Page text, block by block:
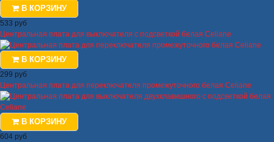
В КОРЗИНУ
533 руб
Центральная плата для выключателя с подсветкой белая Celiane
В КОРЗИНУ
299 руб
Центральная плата для переключателя промежуточного белая Celiane
В КОРЗИНУ
604 руб